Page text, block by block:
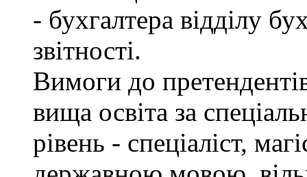
- бухгалтера відділу
звітності.
Вимоги до
вища освіта за
рівень - спеціаліст,